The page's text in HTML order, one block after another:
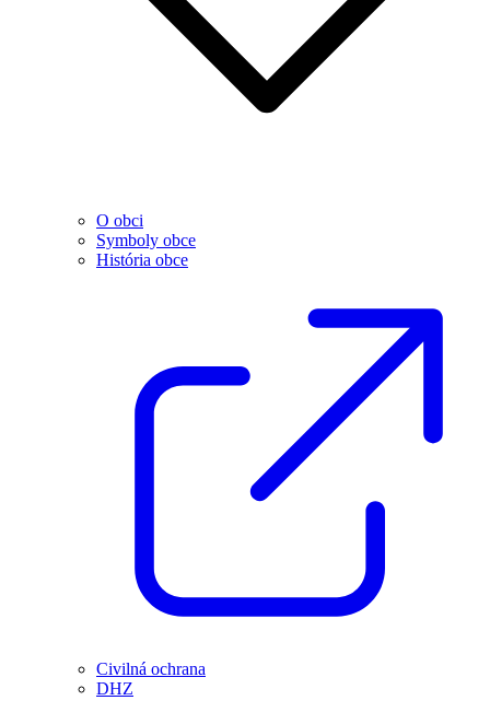
O obci
Symboly obce
História obce
Civilná ochrana
DHZ